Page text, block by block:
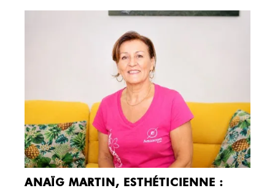
ANAÏG MARTIN, ESTHÉTICIENNE :